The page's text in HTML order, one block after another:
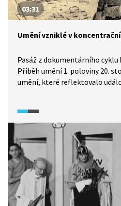
03:31
Umění vzniklé v
Pasáž z dokumentárního cyklu
Příběh umění 1. poloviny 20.
umění, které reflektovalo
a dobových záběrů zobrazuje
a inscenaci dětské opery
nacvičena pro
v souvislosti s návštěvou
Červeného kříže v roce 1944.